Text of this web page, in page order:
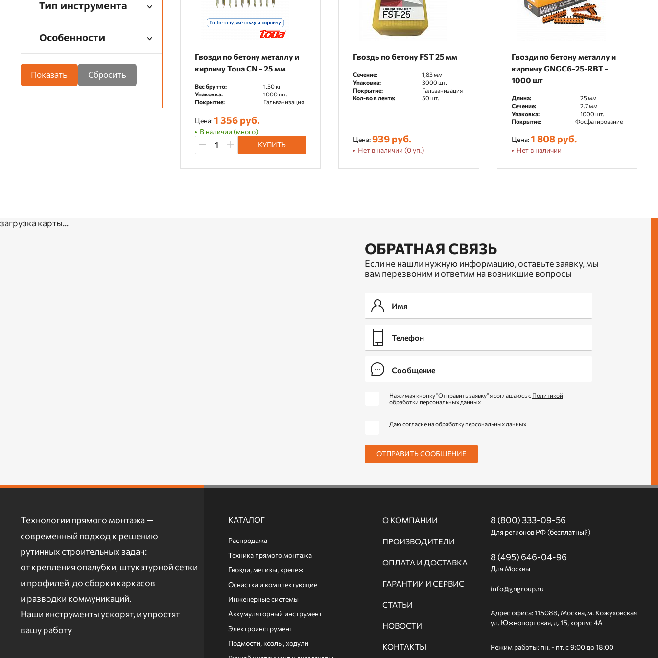
Тип инструмента
Особенности
Показать
Гвозди по бетону металлу и
кирпичу Toua CN - 25 мм
Вес брутто:
1.50 кг
Упаковка:
1000 шт.
Покрытие:
Гальванизация
Цена:1 356 руб.
В наличии (много)
КУПИТЬ
Гвоздь по бетону FST 25 мм
Сечение:
1,83 мм
Упаковка:
3000 шт.
Покрытие:
Гальванизация
Кол-во в ленте:
50 шт.
Цена:939 руб.
Нет в наличии (0 уп.)
Гвозди по бетону металлу и
кирпичу GNGC6-25-RBT -
1000 шт
Длина:
25 мм
Сечение:
2.7 мм
Упаковка:
1000 шт.
Покрытие:
Фосфатирование
Цена:1 808 руб.
Нет в наличии
загрузка карты...
ОБРАТНАЯ СВЯЗЬ
Если не нашли нужную информацию, оставьте заявку, мы
вам перезвоним и ответим на возникшие вопросы
Нажимая кнопку "Отправить заявку" я соглашаюсь с Политикой
обработки персональных данных
Даю согласие на обработку персональных данных
ОТПРАВИТЬ СООБЩЕНИЕ
Технологии прямого монтажа —
современный подход к решению
рутинных строительных задач:
от крепления опалубки, штукатурной сетки
и профилей, до сборки каркасов
и разводки коммуникаций.
Наши инструменты ускорят, и упростят
вашу работу
КАТАЛОГ
Распродажа
Техника прямого монтажа
Гвозди, метизы, крепеж
Оснастка и комплектующие
Инженерные системы
Аккумуляторный инструмент
Электроинструмент
Подмости, козлы, ходули
О КОМПАНИИ
ПРОИЗВОДИТЕЛИ
ОПЛАТА И ДОСТАВКА
ГАРАНТИИ И СЕРВИС
СТАТЬИ
НОВОСТИ
КОНТАКТЫ
8 (800) 333-09-56
Для регионов РФ (бесплатный)
8 (495) 646-04-96
Для Москвы
info@gngroup.ru
Адрес офиса: 115088, Москва, м. Кожуховская
ул. Южнопортовая, д. 15, корпус 4А
Режим работы: пн. - пт. с 9:00 до 18:00